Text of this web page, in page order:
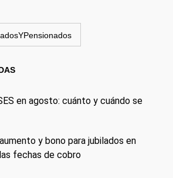
en agosto: cuánto y cuándo se
y bono para jubilados en
fechas de cobro